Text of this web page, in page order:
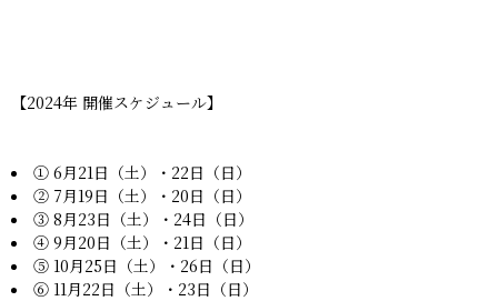
【2024年 開催スケジュール】
① 6月21日（土）・22日（日）
② 7月19日（土）・20日（日）
③ 8月23日（土）・24日（日）
④ 9月20日（土）・21日（日）
⑤ 10月25日（土）・26日（日）
⑥ 11月22日（土）・23日（日）